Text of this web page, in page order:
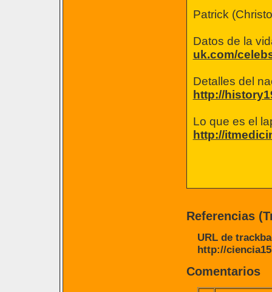
Patrick
Datos de la
uk.com/
Detalles del
http://
Lo que es el
http://
Referencias
URL de
http://
Comentarios